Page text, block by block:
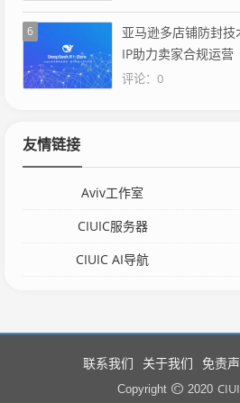
6
亚马逊多店铺防封
IP助力卖家合规运营
评论：0
友情链接
Aviv工作室
CIUIC服务器
CIUIC AI导航
联系我们 关于我们 免责
Copyright 2020